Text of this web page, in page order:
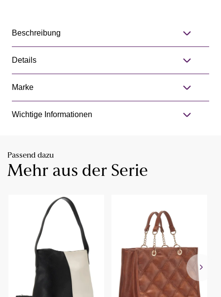
Beschreibung
Details
Marke
Wichtige Informationen
Passend dazu
Mehr aus der Serie